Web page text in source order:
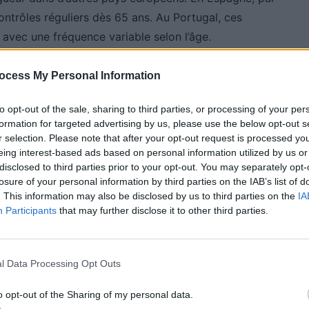
My Personal Information
opt-out of the sale, sharing to third parties, or processing of your
for targeted advertising by us, please use the below opt-out
selection. Please note that after your opt-out request is processed
interest-based ads based on personal information utilized by us
to third parties prior to your opt-out. You may separately
of your personal information by third parties on the IAB’s list of
This information may also be disclosed by us to third parties on the
Participants that may further disclose it to other third parties.
Data Processing Opt Outs
opt-out of the Sharing of my personal data.
réguliers dès 65 ans. Au Portugal, ces
une fréquence variable selon l’âge.
difficultés liées au vieillissement
de conduite pour les
peuvent diminuer. La vision, l’audition, la rapidité
se réduire, ce qui peut impacter la conduite.
en 2023, les conducteurs de plus de 65 ans
qu’ils ne constituent que 21 % de la population.